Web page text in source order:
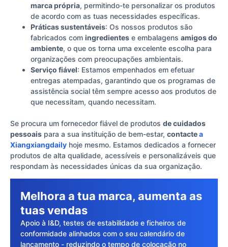
marca própria, permitindo-te personalizar os produtos
de acordo com as tuas necessidades específicas.
Práticas sustentáveis: Os nossos produtos são
fabricados com ingredientes e embalagens amigos do
ambiente, o que os torna uma excelente escolha para
organizações com preocupações ambientais.
Serviço fiável: Estamos empenhados em efetuar
entregas atempadas, garantindo que os programas de
assistência social têm sempre acesso aos produtos de
que necessitam, quando necessitam.
Se procura um fornecedor fiável de produtos de cuidados
pessoais para a sua instituição de bem-estar, contactea
Xiangxiangdaily hoje mesmo. Estamos dedicados a fornecer
produtos de alta qualidade, acessíveis e personalizáveis que
respondam às necessidades únicas da sua organização.
Melhora a tua marca, aumenta as
tuas vendas
Apoio à I&D, testes de estabilidade e ficheiros de
conformidade alinhados com o seu calendário de
lançamento - reduzindo o tempo de colocação no